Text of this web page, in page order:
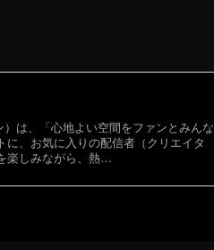
は、「心地よい空間をファンとみん
に、お気に入りの配信者（クリエイタ
楽しみながら、熱…